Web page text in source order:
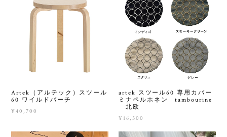
Artek（アルテック）スツール
60 ワイルドバーチ
¥40,700
artek スツール60 専用カバー
ミナペルホネン tambourine
北欧
¥16,500